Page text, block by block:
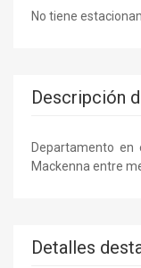
No tiene
Descripción
Departamento en
Mackenna entre
Detalles